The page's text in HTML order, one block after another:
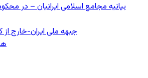
بیانیه مجامع اسلامی ایرانیان – در
جبهه ملی ایران-خارج